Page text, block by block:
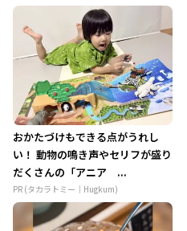
おかたづけもできる点がうれし
い！ 動物の鳴き声やセリフが盛り
だくさんの「アニア ...
PR (タカラトミー｜Hugkum)